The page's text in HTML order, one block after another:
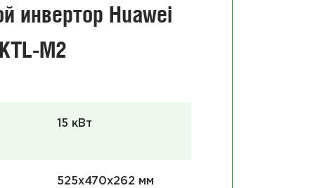
инвертор Huawei
M2
15 кВт
525x470x262 мм